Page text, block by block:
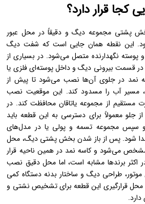
کجا قرار دارد؟
پشتی مجموعه دیگ و دقیقاً در محل عبور
این نقطه همان جایی است که شفت دیگ
پوسته نگهدارنده متصل می‌شود. در بسیاری از
در قسمت بیرونی دیگ و داخل پوسته‌ای فلزی یا
نمد در جلوی آن‌ها نصب می‌شود تا پیش از
مسیر آب را مسدود کند. این موقعیت نصب
از مجموعه یاتاقان محافظت کند. در
جلو معمولاً برای دسترسی به این قطعه باید
و سپس مجموعه تسمه و پولی یا در مدل‌های
جدا شود. پس از باز شدن بخش پشتی دیگ، محل
می‌شود و کاسه نمد در همین ناحیه قرار
اکثر برندها مشابه است، اما محل دقیق نصب
طراحی دیگ و ساختار بدنه دستگاه کمی
قرارگیری این قطعه برای تشخیص نشتی و